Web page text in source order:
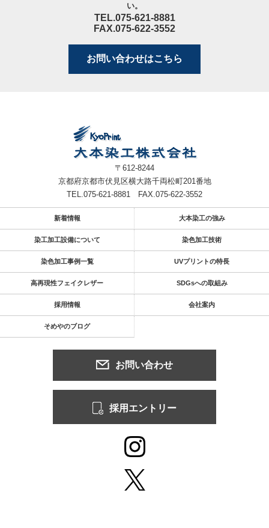
い。
TEL.075-621-8881
FAX.075-622-3552
お問い合わせはこちら
〒612-8244
京都府京都市伏見区横大路千両松町201番地
TEL.075-621-8881
FAX.075-622-3552
新着情報 大本染工の強み
染工加工設備について 染色加工技術
染色加工事例一覧 UVプリントの特長
高再現性フェイクレザー SDGsへの取組み
採用情報 会社案内
そめやのブログ
お問い合わせ
採用エントリー